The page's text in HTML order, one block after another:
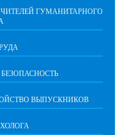
ГУМАНИТАРНОГО
ВЫПУСКНИКОВ